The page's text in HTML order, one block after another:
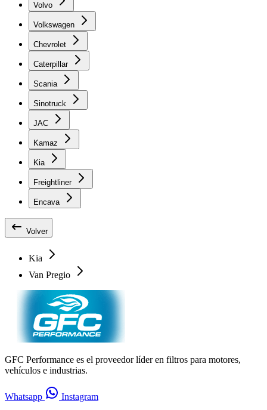
Volvo
Volkswagen
Chevrolet
Caterpillar
Scania
Sinotruck
JAC
Kamaz
Kia
Freightliner
Encava
Volver
Kia
Van Pregio
GFC Performance es el proveedor líder en filtros para motores,
vehículos e industrias.
Whatsapp Instagram